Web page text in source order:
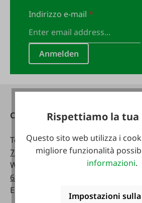
Indirizzo e-mail*
Anmelden
Contatti
Telefono:0043 7672
716-0
WhatsApp:
63514619
Email:
Rispettiamo la tua
Questo sito web utilizza i
migliore funzionalità
informazioni.
Impostazioni sulla